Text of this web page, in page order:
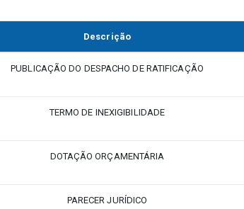
Descrição
PUBLICAÇÃO DO DESPACHO DE RATIFICAÇÃO
TERMO DE INEXIGIBILIDADE
DOTAÇÃO ORÇAMENTÁRIA
PARECER JURÍDICO